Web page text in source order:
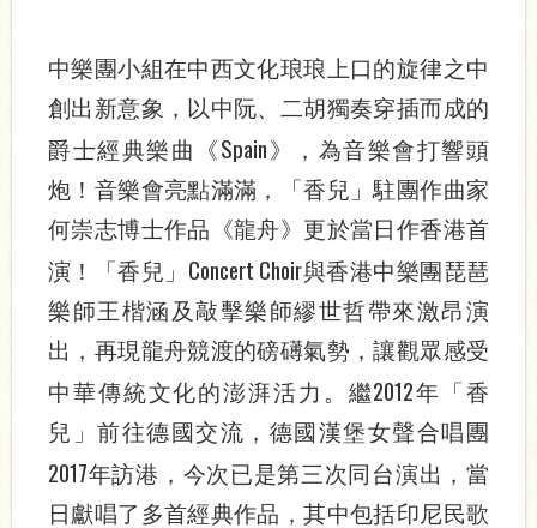
中樂團小組在中西文化琅琅上口的旋律之中
創出新意象，以中阮、二胡獨奏穿插而成的
爵士經典樂曲《Spain》，為音樂會打響頭
炮！音樂會亮點滿滿，「香兒」駐團作曲家
何崇志博士作品《龍舟》更於當日作香港首
演！「香兒」 Concert Choir與香港中樂團琵琶
樂師王楷涵及敲擊樂師繆世哲帶來激昂演
出，再現龍舟競渡的磅礡氣勢，讓觀眾感受
中華傳統文化的澎湃活力。繼2012年「香
兒」前往德國交流，德國漢堡女聲合唱團
2017年訪港，今次已是第三次同台演出，當
日獻唱了多首經典作品，其中包括印尼民歌